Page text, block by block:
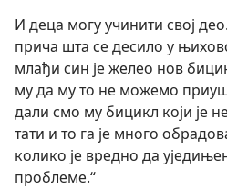
И деца могу учинити свој
прича шта се десило у
млађи син је желео нов
му да му то не можемо
дали смо му бицикл који је
тати и то га је много
колико је вредно да
проблеме.“